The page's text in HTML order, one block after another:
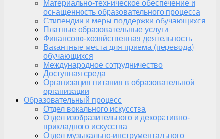
Материально-техническое обеспечение и
оснащенность образовательного процесса
Стипендии и меры поддержки обучающихся
Платные образовательные услуги
Финансово-хозяйственная деятельность
Вакантные места для приема (перевода)
обучающихся
Международное сотрудничество
Доступная среда
Организация питания в образовательной
организации
Образовательный процесс
Отдел вокального искусства
Отдел изобразительного и декоративно-
прикладного искусства
Отдел музыкально-инструментального